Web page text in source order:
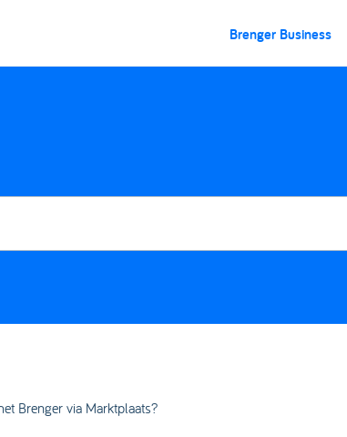
Brenger Business
Brenger via Marktplaats?